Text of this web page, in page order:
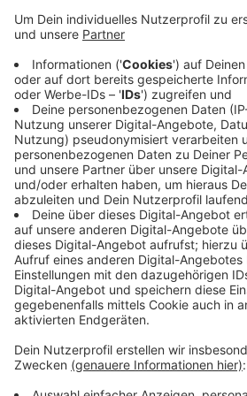
In Hiddingsel soll am späten
unterwegs gewesen sein, der
Dacharbeiten angeboten haben
ermittelt und warnt. Der Mann sei
schon durch ähnliche Angebote
ihn vor Ort allerdings nicht mehr
gekommen ist es nach bisherigen
Die Polizei warnt generell davor
abzuschließen.
Anzeige